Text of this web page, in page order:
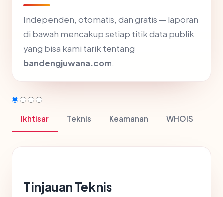
Independen, otomatis, dan gratis — laporan
di bawah mencakup setiap titik data publik
yang bisa kami tarik tentang
bandengjuwana.com.
Ikhtisar Teknis Keamanan WHOIS
Tinjauan Teknis